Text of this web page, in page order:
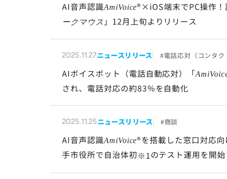
AI音声認識AmiVoice®×iOS端末でPC操作
ークマウス 」12月上旬よりリリース
2025.11.27ニュースリリース 電話応対（コンタク
AIボイスボット（電話自動応対）「
され、電話対応の約83％を自動化
2025.11.25ニュースリリース 商談
AI音声認識AmiVoice®を搭載した窓口対応
手市役所で自治体初※1のテスト運用を開始